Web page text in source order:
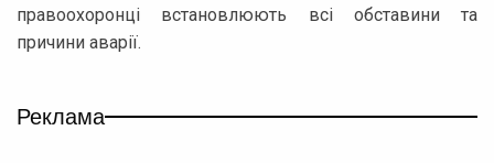
правоохоронці встановлюють всі обставини та
причини аварії.
Реклама